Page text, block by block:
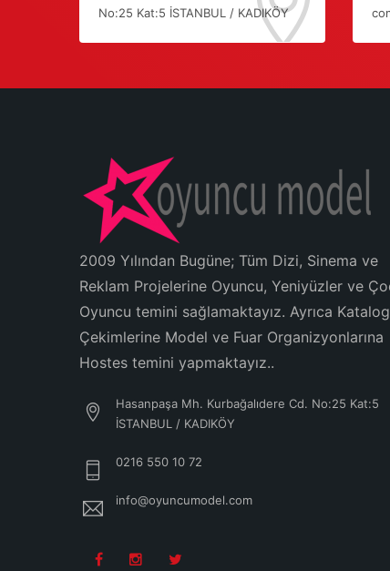
No:25 Kat:5 İSTANBUL / KADIKÖY
2009 Yılından Bugüne; Tüm Dizi, Sinema ve
Reklam Projelerine Oyuncu, Yeniyüzler ve
Oyuncu temini sağlamaktayız. Ayrıca Katalog
Çekimlerine Model ve Fuar Organizyonlarına
Hostes temini yapmaktayız..
Hasanpaşa Mh. Kurbağalıdere Cd. No:25 Kat:5
İSTANBUL / KADIKÖY
0216 550 10 72
info@oyuncumodel.com